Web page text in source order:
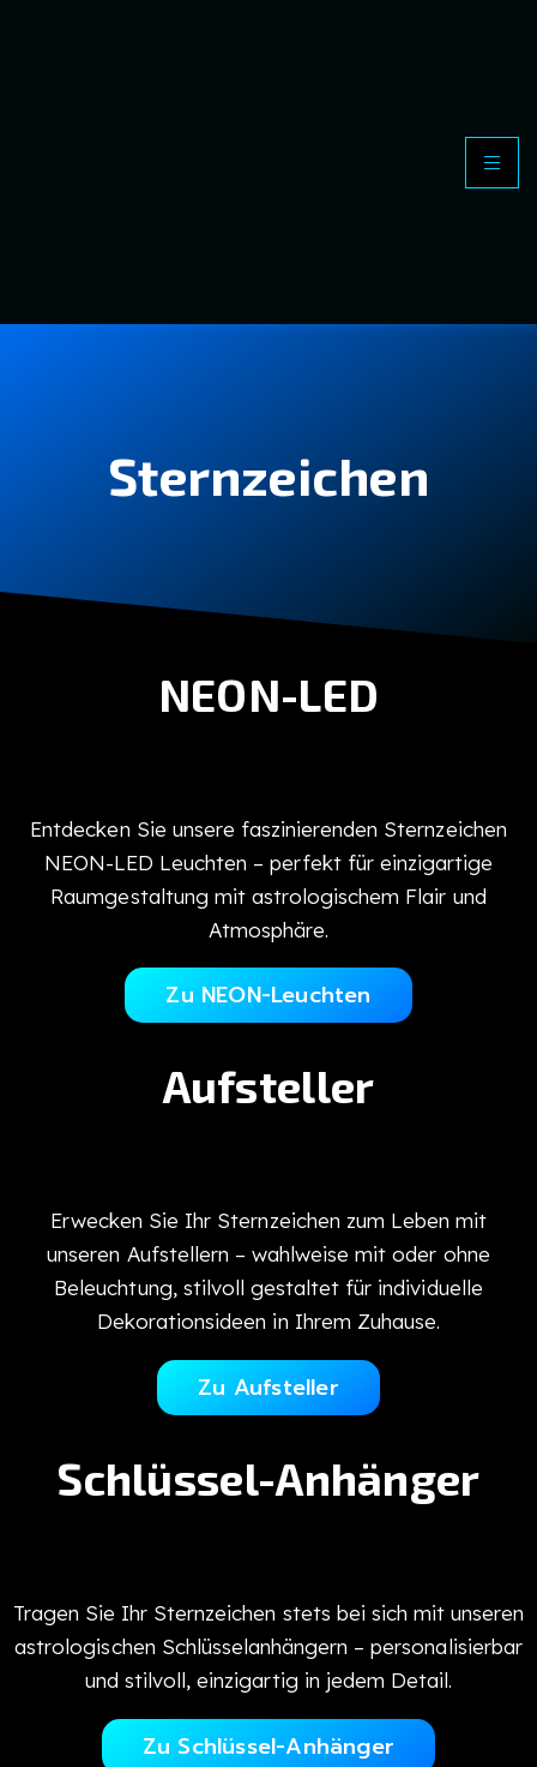
Sternzeichen
NEON-LED
Entdecken Sie unsere faszinierenden Sternzeichen
NEON-LED Leuchten – perfekt für einzigartige
Raumgestaltung mit astrologischem Flair und
Atmosphäre.
Zu NEON-Leuchten
Aufsteller
Erwecken Sie Ihr Sternzeichen zum Leben mit
unseren Aufstellern – wahlweise mit oder ohne
Beleuchtung, stilvoll gestaltet für individuelle
Dekorationsideen in Ihrem Zuhause.
Zu Aufsteller
Schlüssel-Anhänger
Tragen Sie Ihr Sternzeichen stets bei sich mit unseren
astrologischen Schlüsselanhängern – personalisierbar
und stilvoll, einzigartig in jedem Detail.
Zu Schlüssel-Anhänger